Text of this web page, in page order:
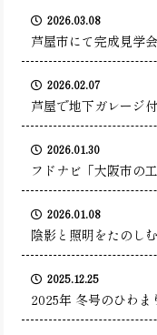
2026.03.08
芦屋市にて完成見学
2026.02.07
芦屋で地下ガレージ
が進行中(建方～気密
2026.01.30
フドナビ「大阪市の
グ」1位にお選びいた
2026.01.08
陰影と照明をたのし
追加しました。
2025.12.25
2025年 冬号のひわま
しました。